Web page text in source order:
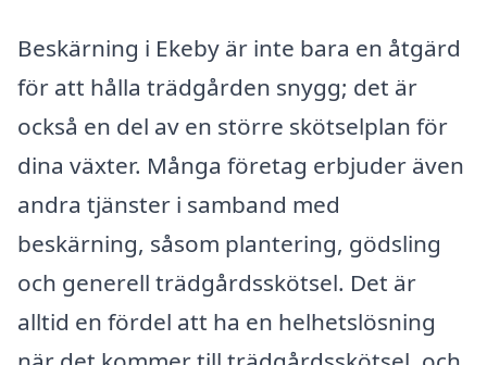
Beskärning i Ekeby är inte bara en åtgärd
för att hålla trädgården snygg; det är
också en del av en större skötselplan för
dina växter. Många företag erbjuder även
andra tjänster i samband med
beskärning, såsom plantering, gödsling
och generell trädgårdsskötsel. Det är
alltid en fördel att ha en helhetslösning